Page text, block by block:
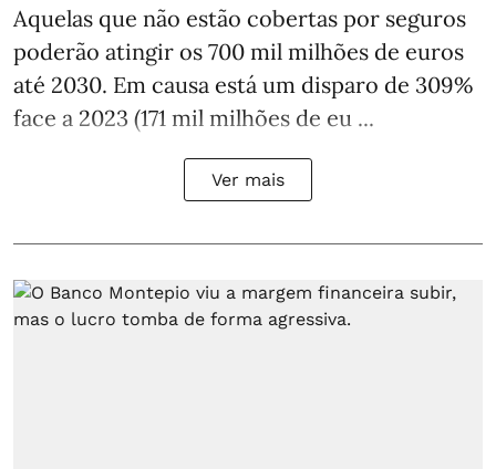
Aquelas que não estão cobertas por seguros
poderão atingir os 700 mil milhões de euros
até 2030. Em causa está um disparo de 309%
face a 2023 (171 mil milhões de eu ...
Ver mais